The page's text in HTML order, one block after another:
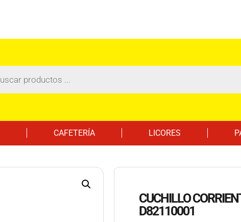
CAFETERÍA LICORES
CUCHILLO
D82110001